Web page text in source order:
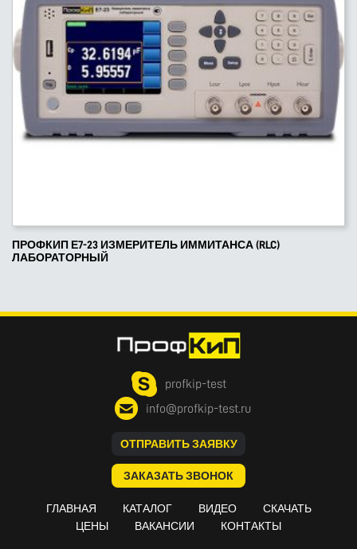
ПРОФКИП Е7-23 ИЗМЕРИТЕЛЬ ИММИТАНСА (RLC)
ЛАБОРАТОРНЫЙ
profkip-test
info@profkip-test.ru
ОТПРАВИТЬ ЗАЯВКУ
ЗАКАЗАТЬ ЗВОНОК
ГЛАВНАЯ КАТАЛОГ ВИДЕО
СКАЧАТЬ
ЦЕНЫ
ВАКАНСИИ КОНТАКТЫ